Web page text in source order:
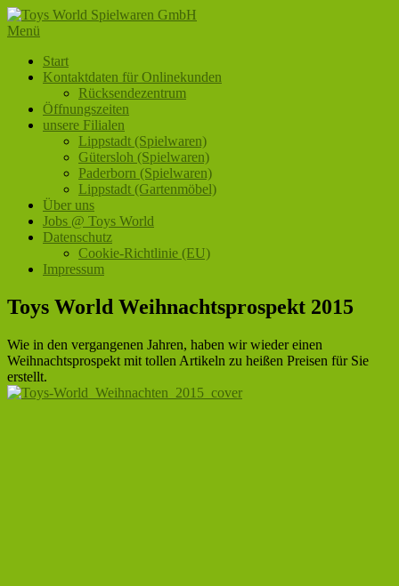
Zum
Inhalt
Menü
Primäres
Menü
Start
Kontaktdaten für Onlinekunden
Rücksendezentrum
Öffnungszeiten
unsere Filialen
Lippstadt (Spielwaren)
Gütersloh (Spielwaren)
Paderborn (Spielwaren)
Lippstadt (Gartenmöbel)
Über uns
Jobs @ Toys World
Datenschutz
Cookie-Richtlinie (EU)
Impressum
Toys World Weihnachtsprospekt 2015
Wie in den vergangenen Jahren, haben wir wieder einen
Weihnachtsprospekt mit tollen Artikeln zu heißen Preisen für Sie
erstellt.